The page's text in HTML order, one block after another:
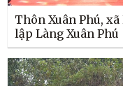
Thôn Xuân Phú,
lập Làng Xuân Phú